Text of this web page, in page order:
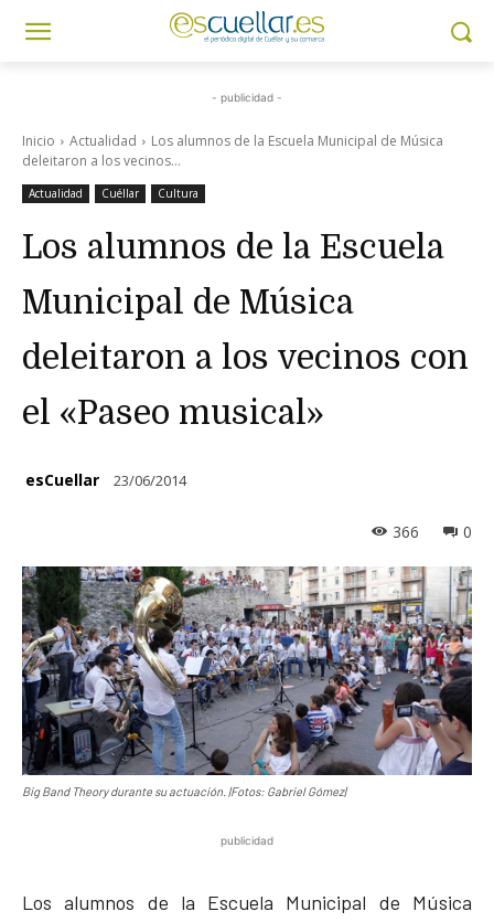
- publicidad -
Inicio Actualidad
Los alumnos de la Escuela Municipal de Música
deleitaron a los vecinos...
Actualidad Cuéllar Cultura
Los alumnos de la Escuela
Municipal de Música
deleitaron a los vecinos con
el «Paseo musical»
esCuellar 23/06/2014
0
366
Big Band Theory durante su actuación. |Fotos: Gabriel Gómez|
publicidad
Los alumnos de la Escuela Municipal de Música